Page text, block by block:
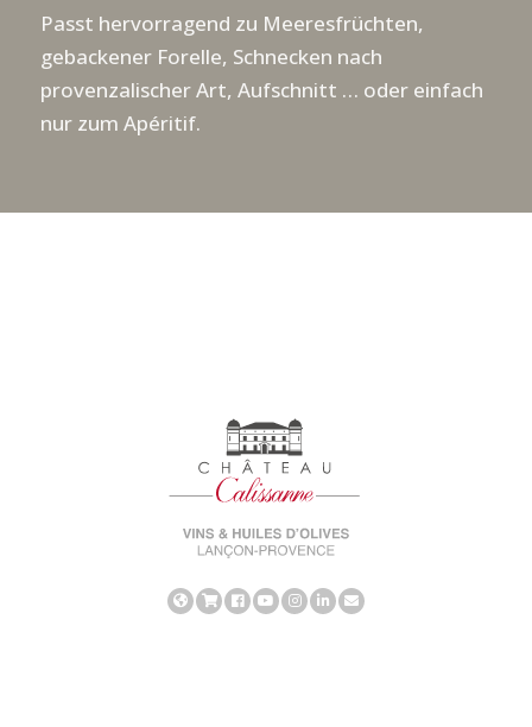
Passt hervorragend zu Meeresfrüchten,
gebackener Forelle, Schnecken nach
provenzalischer Art, Aufschnitt … oder einfach
nur zum Apéritif.